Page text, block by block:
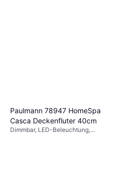
Paulmann 78947 HomeSpa
Casca Deckenfluter 40cm
Dimmbar, LED-Beleuchtung,